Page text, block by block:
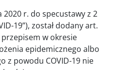
r. do specustawy z 2
19”), został dodany art.
w okresie
epidemicznego albo
z powodu COVID-19 nie